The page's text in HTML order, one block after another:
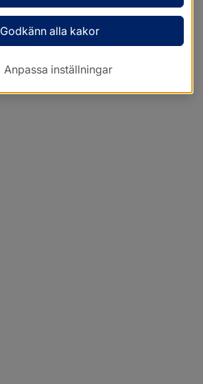
Godkänn alla kakor
Anpassa inställningar